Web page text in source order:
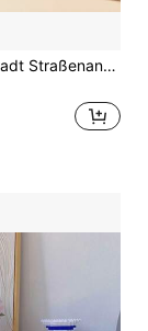
850+ Stücke Stadt Straßenansicht Geschäftsgebäude Bausatz, Taiyaki Haus Geschäft Mini Bausteine, MOC kreatives Bauzeug, Simulationsarchitektur Konstruktions-Sammlungsspielzeug, Mikro-Bausteine Spielzeug, Heimdekoration, Geschenke für Erwachsene